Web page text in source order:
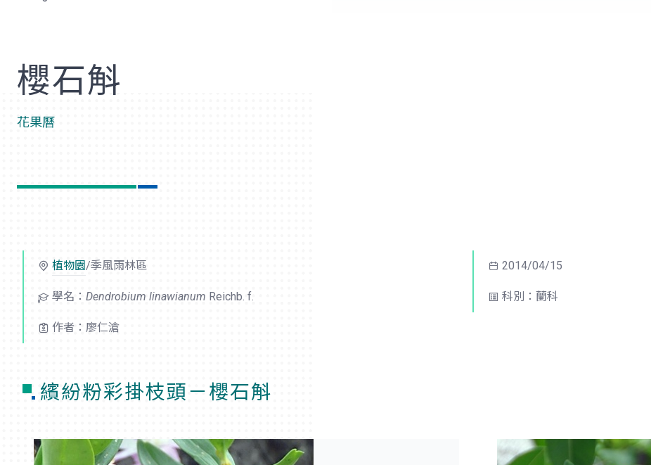
櫻石斛
花果曆
植物園/季風雨林區 2014/04/15
學名： Dendrobium linawianum Reichb. f. 科別：蘭科
作者：廖仁滄
繽紛粉彩掛枝頭－櫻石斛